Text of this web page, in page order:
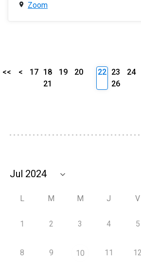
Zoom
<< < 17 18 19
20
21
22 23 24
26
L M M J V
1 2 3 4 5
8 9 10 11 12